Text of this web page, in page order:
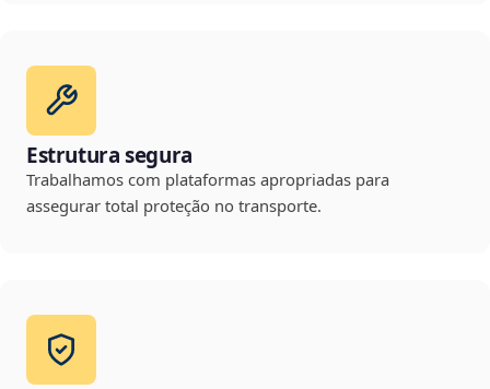
Estrutura segura
Trabalhamos com plataformas apropriadas para
assegurar total proteção no transporte.